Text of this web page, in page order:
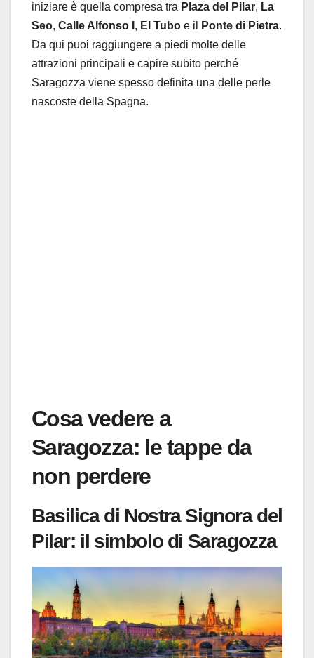
iniziare è quella compresa tra Plaza del Pilar, La
Seo, Calle Alfonso I , El Tubo e il Ponte di Pietra.
Da qui puoi raggiungere a piedi molte delle
attrazioni principali e capire subito perché
Saragozza viene spesso definita una delle perle
nascoste della Spagna.
Cosa vedere a
Saragozza: le tappe da
non perdere
Basilica di Nostra Signora del
Pilar: il simbolo di Saragozza